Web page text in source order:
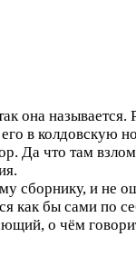
она
в колдовскую
Да что там
сборнику, и не
как бы сами по
о чём